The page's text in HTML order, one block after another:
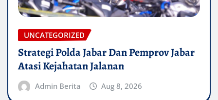
UNCATEGORIZED
Strategi Polda Jabar Dan Pemprov Jabar
Atasi Kejahatan Jalanan
Admin Berita Aug 8, 2026